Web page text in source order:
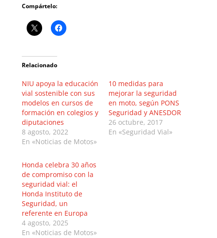
Compártelo:
Relacionado
NIU apoya la educación
vial sostenible con sus
modelos en cursos de
formación en colegios y
diputaciones
8 agosto, 2022
En «Noticias de Motos»
10 medidas para
mejorar la seguridad
en moto, según PONS
Seguridad y ANESDOR
26 octubre, 2017
En «Seguridad Vial»
Honda celebra 30 años
de compromiso con la
seguridad vial: el
Honda Instituto de
Seguridad, un
referente en Europa
4 agosto, 2025
En «Noticias de Motos»